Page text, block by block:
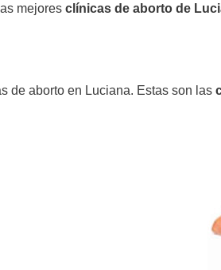
mejores clínicas de aborto de
de aborto en Luciana. Estas son las